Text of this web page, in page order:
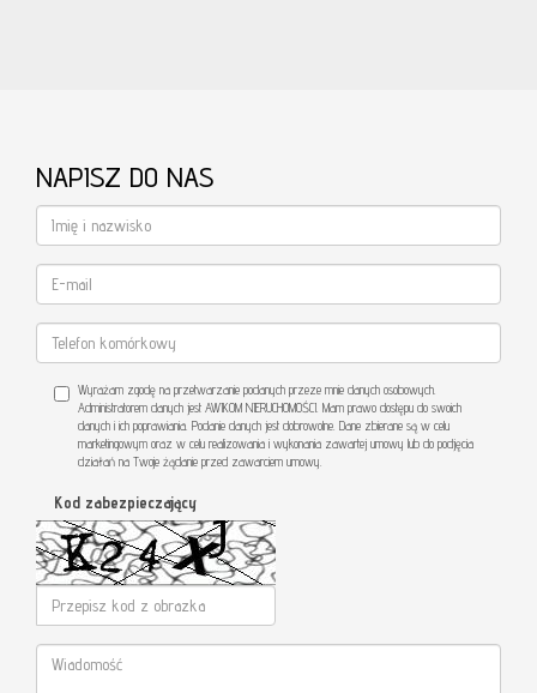
NAPISZ DO NAS
Wyrażam zgodę na przetwarzanie podanych przeze mnie danych osobowych.
Administratorem danych jest AWIKOM NIERUCHOMOŚCI. Mam prawo dostępu do swoich
danych i ich poprawiania. Podanie danych jest dobrowolne. Dane zbierane są w celu
marketingowym oraz w celu realizowania i wykonania zawartej umowy lub do podjęcia
działań na Twoje żądanie przed zawarciem umowy.
Kod zabezpieczający